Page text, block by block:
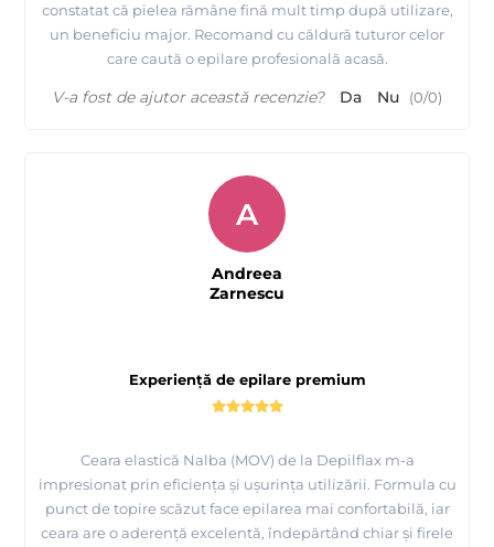
constatat că pielea rămâne fină mult timp după utilizare,
un beneficiu major. Recomand cu căldură tuturor celor
care caută o epilare profesională acasă.
V-a fost de ajutor această recenzie? Da Nu (0/0)
Experiență de epilare premium
Ceara elastică Nalba (MOV) de la Depilflax m-a
impresionat prin eficiența și ușurința utilizării. Formula cu
punct de topire scăzut face epilarea mai confortabilă, iar
ceara are o aderență excelentă, îndepărtând chiar și firele
A
Andreea
Zarnescu